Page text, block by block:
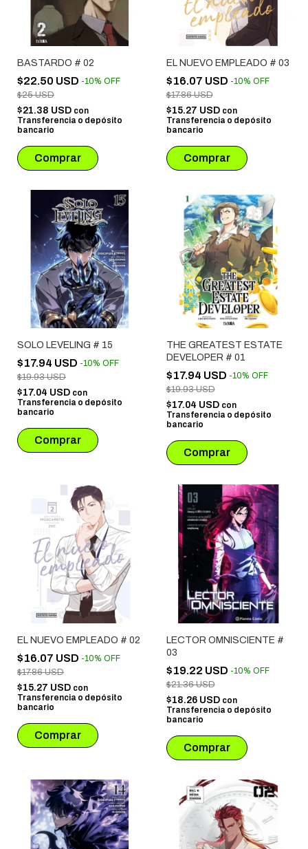
BASTARDO # 02
$22.50 USD -10% OFF
$25 USD
$21.38 USD con
Transferencia o depósito
bancario
EL NUEVO EMPLEADO # 03
$16.07 USD -10% OFF
$17.86 USD
$15.27 USD con
Transferencia o depósito
bancario
SOLO LEVELING # 15
$17.94 USD -10% OFF
$19.93 USD
$17.04 USD con
Transferencia o depósito
bancario
THE GREATEST ESTATE
DEVELOPER # 01
$17.94 USD -10% OFF
$19.93 USD
$17.04 USD con
Transferencia o depósito
bancario
EL NUEVO EMPLEADO # 02
$16.07 USD -10% OFF
$17.86 USD
$15.27 USD con
Transferencia o depósito
bancario
LECTOR OMNISCIENTE #
03
$19.22 USD -10% OFF
$21.36 USD
$18.26 USD con
Transferencia o depósito
bancario